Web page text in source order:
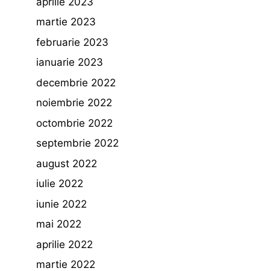
martie 2023
februarie 2023
ianuarie 2023
decembrie 2022
noiembrie 2022
octombrie 2022
septembrie 2022
august 2022
iulie 2022
iunie 2022
mai 2022
aprilie 2022
martie 2022